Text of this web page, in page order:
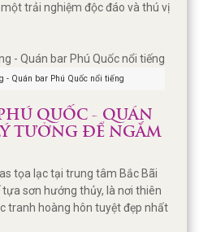
trải nghiệm độc đáo và thú vị
- Quán bar Phú Quốc nổi tiếng
QUỐC - QUÁN
TƯỞNG ĐỂ NGẮM
tọa lạc tại trung tâm Bắc Bãi
sơn hướng thủy, là nơi thiên
tranh hoàng hôn tuyệt đẹp nhất